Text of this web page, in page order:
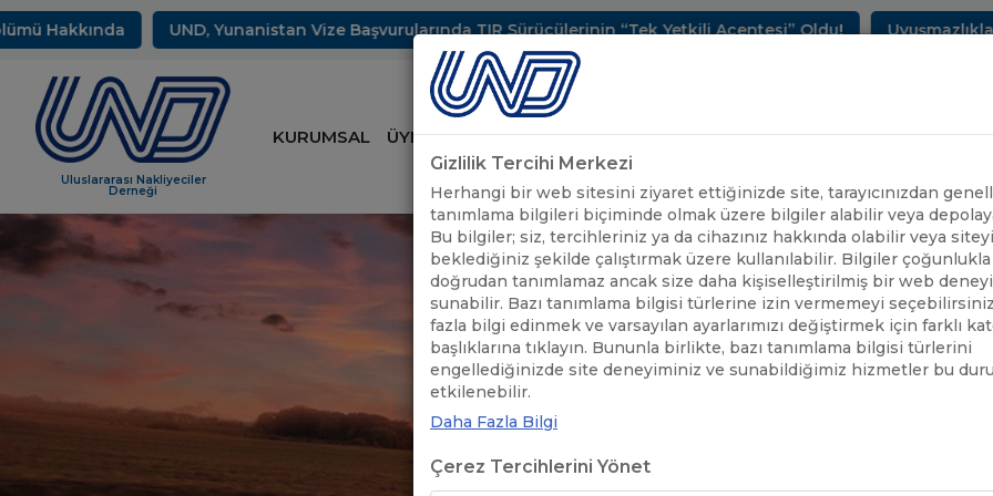
UND, Yunanistan Vize Başvurularında TIR Sürücülerinin “Tek Yetkili Acentesi” Oldu! Uyuşmazlıkların
Uluslararası Nakliyeciler
Derneği
KURUMSAL ÜYELİK HİZMETLERİMİZ SEKTÖREL BİLGİLER UND YAYINLARI
Gizlilik Tercihi Merkezi
Herhangi bir web sitesini ziyaret ettiğinizde site, tarayıcınızdan
tanımlama bilgileri biçiminde olmak üzere bilgiler alabilir veya
Bu bilgiler; siz, tercihleriniz ya da cihazınız hakkında olabilir veya siteyi
beklediğiniz şekilde çalıştırmak üzere kullanılabilir. Bilgiler
doğrudan tanımlamaz ancak size daha kişiselleştirilmiş bir web
sunabilir. Bazı tanımlama bilgisi türlerine izin vermemeyi
fazla bilgi edinmek ve varsayılan ayarlarımızı değiştirmek için farklı
başlıklarına tıklayın. Bununla birlikte, bazı tanımlama bilgisi türlerini
engellediğinizde site deneyiminiz ve sunabildiğimiz hizmetler bu
etkilenebilir.
Daha Fazla Bilgi
Çerez Tercihlerini Yönet